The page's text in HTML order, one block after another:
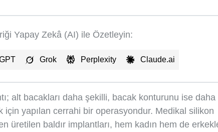
Yapay Zekâ (AI) ile Özetleyin:
Grok Perplexity Claude.ai
alt bacakları daha şekilli, bacak konturunu ise
için yapılan cerrahi bir operasyondur. Medikal silikon
üretilen baldır implantları, hem kadın hem de